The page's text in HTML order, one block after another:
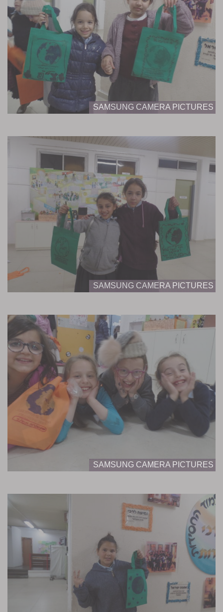
SAMSUNG CAMERA PICTURES
SAMSUNG CAMERA PICTURES
SAMSUNG CAMERA PICTURES